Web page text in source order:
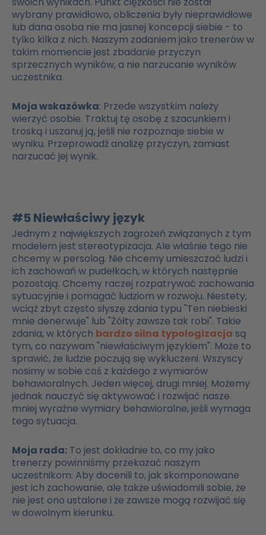
wybrany prawidłowo, obliczenia były nieprawidłowe
lub dana osoba nie ma jasnej koncepcji siebie - to
tylko kilka z nich. Naszym zadaniem jako trenerów w
takim momencie jest zbadanie przyczyn
sprzecznych wyników, a nie narzucanie wyników
uczestnika.
Moja wskazówka: Przede wszystkim należy
wierzyć osobie. Traktuj tę osobę z szacunkiem i
troską i uszanuj ją, jeśli nie rozpoznaje siebie w
wyniku. Przeprowadź analizę przyczyn, zamiast
narzucać jej wynik.
#5 Niewłaściwy język
Jednym z największych zagrożeń związanych z tym
modelem jest stereotypizacja. Ale właśnie tego nie
chcemy w persolog. Nie chcemy umieszczać ludzi i
ich zachowań w pudełkach, w których następnie
pozostają. Chcemy raczej rozpatrywać zachowania
sytuacyjnie i pomagać ludziom w rozwoju. Niestety,
wciąż zbyt często słyszę zdania typu "Ten niebieski
mnie denerwuje" lub "Żółty zawsze tak robi". Takie
zdania, w których bardzo silna typologizacja są
tym, co nazywam "niewłaściwym językiem". Może to
sprawić, że ludzie poczują się wykluczeni. Wszyscy
nosimy w sobie coś z każdego z wymiarów
behawioralnych. Jeden więcej, drugi mniej. Możemy
jednak nauczyć się aktywować i rozwijać nasze
mniej wyraźne wymiary behawioralne, jeśli wymaga
tego sytuacja.
Moja rada: To jest dokładnie to, co my jako
trenerzy powinniśmy przekazać naszym
uczestnikom: Aby docenili to, jak skomponowane
jest ich zachowanie, ale także uświadomili sobie, że
nie jest ono ustalone i że zawsze mogą rozwijać się
w dowolnym kierunku.